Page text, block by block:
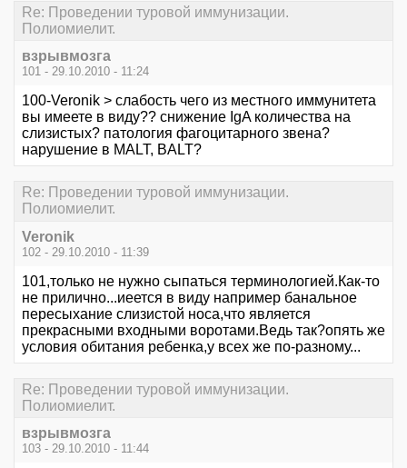
Re: Проведении туровой иммунизации.
Полиомиелит.
взрывмозга
101 - 29.10.2010 - 11:24
100-Veronik > слабость чего из местного иммунитета
вы имеете в виду?? снижение IgA количества на
слизистых? патология фагоцитарного звена?
нарушение в MALT, BALT?
Re: Проведении туровой иммунизации.
Полиомиелит.
Veronik
102 - 29.10.2010 - 11:39
101,только не нужно сыпаться терминологией.Как-то
не прилично...иеется в виду например банальное
пересыхание слизистой носа,что является
прекрасными входными воротами.Ведь так?опять же
условия обитания ребенка,у всех же по-разному...
Re: Проведении туровой иммунизации.
Полиомиелит.
взрывмозга
103 - 29.10.2010 - 11:44